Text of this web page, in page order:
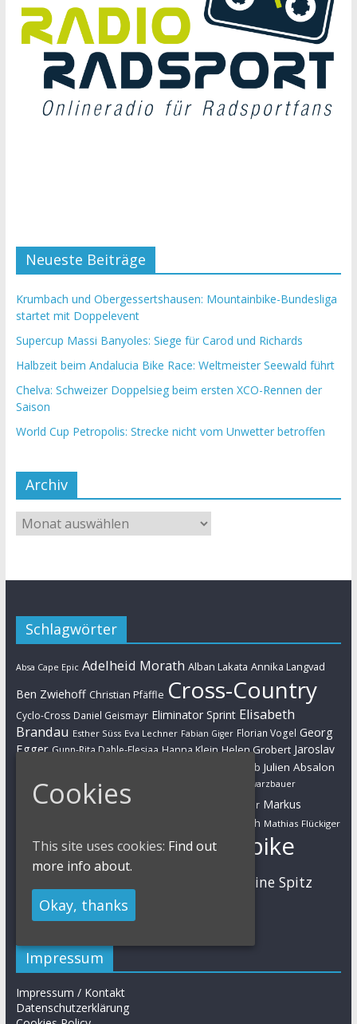
Neueste Beiträge
Krumbach und Obergessertshausen: Mountainbike-Bundesliga
startet mit Doppelevent
Supercup Massi Banyoles: Siege für Carod und Richards
Halbzeit beim Andalucia Bike Race: Weltmeister Seewald führt
Chelva: Schweizer Doppelsieg beim ersten XCO-Rennen der
Saison
World Cup Petropolis: Strecke nicht vom Unwetter betroffen
Archiv
Schlagwörter
Absa Cape Epic Adelheid Morath Alban Lakata Annika Langvad
Ben Zwiehoff Christian Pfäffle Cross-Country
Cyclo-Cross Daniel Geismayr Eliminator Sprint Elisabeth
Brandau Esther Süss Eva Lechner Fabian Giger Florian Vogel Georg
Egger Gunn-Rita Dahle-Flesjaa Hanna Klein Helen Grobert Jaroslav
Julian Schelb Julien Absalon
Karl Platt
Kathrin Stirnemann Luca Schwarzbauer
Manuel FumicMarathon Markus Bauer Markus
Martin Gluth Mathias Flückiger
Max Brandl Moritz Milatz Mountainbike
MTB
Sabine Spitz
Simon Stiebjahn UCI
Impressum
Impressum / Kontakt
Datenschutzerklärung
Cookies
This site uses cookies: Find out
more info about.
Okay, thanks